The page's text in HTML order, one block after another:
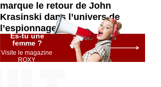
marque le retour de John
Krasinski dans l’univers de
l’espionnage
Es-tu une
femme ?
Visite le magazine
ROXY